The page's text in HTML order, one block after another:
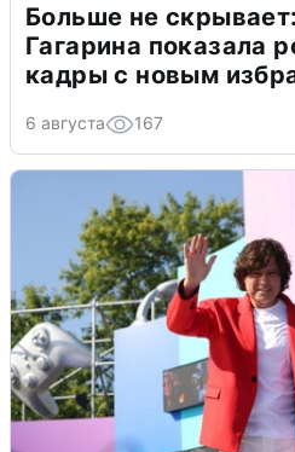
Больше не
Гагарина показала
кадры с новым
6 августа 167